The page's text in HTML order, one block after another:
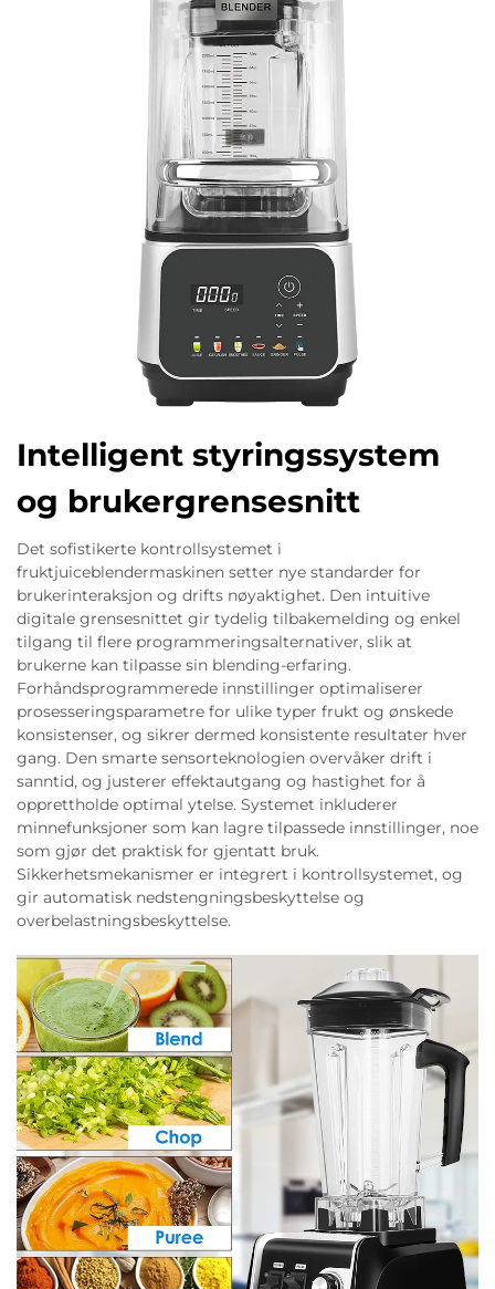
Intelligent styringssystem
og brukergrensesnitt
Det sofistikerte kontrollsystemet i
fruktjuiceblendermaskinen setter nye standarder for
brukerinteraksjon og drifts nøyaktighet. Den intuitive
digitale grensesnittet gir tydelig tilbakemelding og enkel
tilgang til flere programmeringsalternativer, slik at
brukerne kan tilpasse sin blending-erfaring.
Forhåndsprogrammerede innstillinger optimaliserer
prosesseringsparametre for ulike typer frukt og ønskede
konsistenser, og sikrer dermed konsistente resultater hver
gang. Den smarte sensorteknologien overvåker drift i
sanntid, og justerer effektautgang og hastighet for å
opprettholde optimal ytelse. Systemet inkluderer
minnefunksjoner som kan lagre tilpassede innstillinger, noe
som gjør det praktisk for gjentatt bruk.
Sikkerhetsmekanismer er integrert i kontrollsystemet, og
gir automatisk nedstengningsbeskyttelse og
overbelastningsbeskyttelse.